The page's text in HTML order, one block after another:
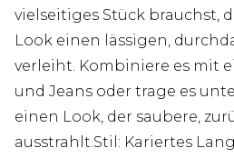
vielseitiges Stück brauchst,
Look einen lässigen,
verleiht. Kombiniere es mit
und Jeans oder trage es
einen Look, der saubere,
ausstrahlt.Stil: Kariertes